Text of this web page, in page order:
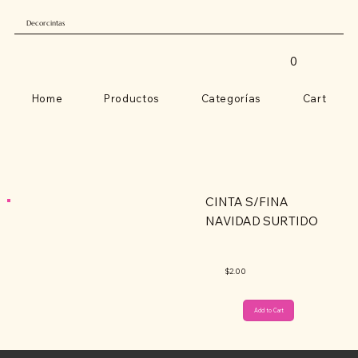
Decorcintas
Home Productos Categorías Cart
0
Add to Cart
CINTA S/FINA
NAVIDAD SURTIDO
$2.00